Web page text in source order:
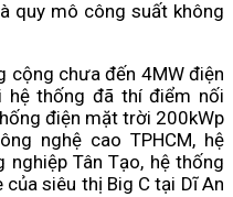
quy mô công suất không
cộng chưa đến 4MW điện
thống đã thí điểm nối
điện mặt trời 200kWp
nghệ cao TPHCM, hệ
Tân Tạo, hệ thống
siêu thị Big C tại Dĩ An